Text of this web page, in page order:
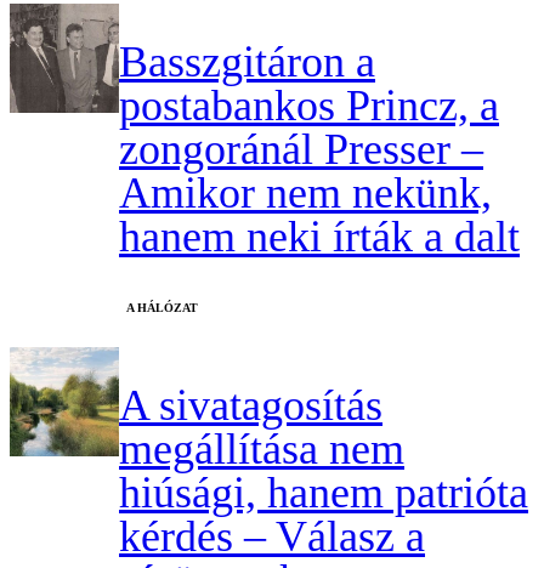
Basszgitáron a
postabankos Princz, a
zongoránál Presser –
Amikor nem nekünk,
hanem neki írták a dalt
A HÁLÓZAT
A sivatagosítás
megállítása nem
hiúsági, hanem patrióta
kérdés – Válasz a